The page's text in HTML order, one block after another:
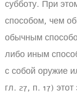
субботу. При
способом, чем
обычным
либо иным
с собой оружие
гл. 27, п. 17)